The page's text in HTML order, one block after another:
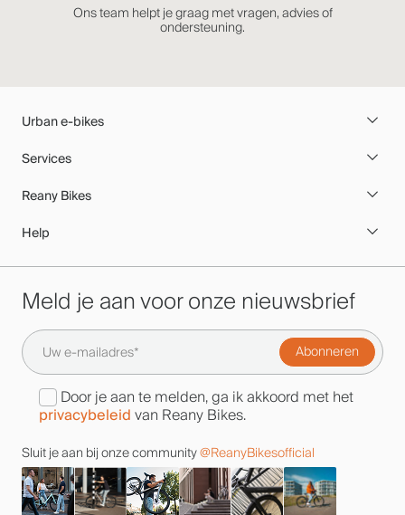
Ons team helpt je graag met vragen, advies of
ondersteuning.
Urban e-bikes
Services
Reany Bikes
Help
Meld je aan voor onze nieuwsbrief
Door je aan te melden, ga ik akkoord met het
privacybeleid van Reany Bikes.
Sluit je aan bij onze community@ReanyBikesofficial